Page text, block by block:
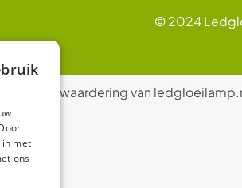
© 2024
De waardering van
met
ons